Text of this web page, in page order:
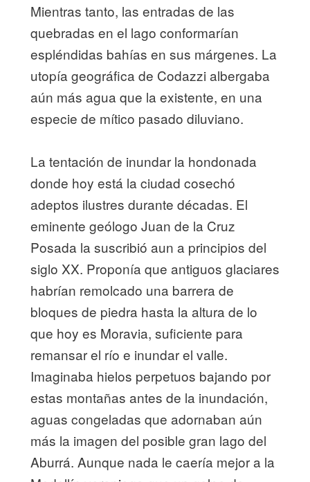
Mientras tanto, las entradas de las
quebradas en el lago conformarían
espléndidas bahías en sus márgenes. La
utopía geográfica de Codazzi albergaba
aún más agua que la existente, en una
especie de mítico pasado diluviano.
La tentación de inundar la hondonada
donde hoy está la ciudad cosechó
adeptos ilustres durante décadas. El
eminente geólogo Juan de la Cruz
Posada la suscribió aun a principios del
siglo XX. Proponía que antiguos glaciares
habrían remolcado una barrera de
bloques de piedra hasta la altura de lo
que hoy es Moravia, suficiente para
remansar el río e inundar el valle.
Imaginaba hielos perpetuos bajando por
estas montañas antes de la inundación,
aguas congeladas que adornaban aún
más la imagen del posible gran lago del
Aburrá. Aunque nada le caería mejor a la